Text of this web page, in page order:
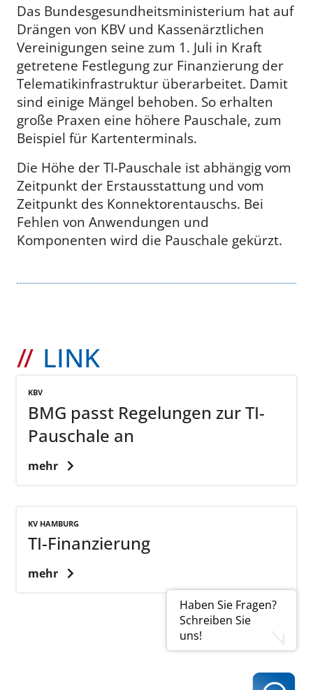
Haben Sie Fragen?
Schreiben Sie
uns!
Das Bundesgesundheitsministerium hat auf
Drängen von KBV und Kassenärztlichen
Vereinigungen seine zum 1. Juli in Kraft
getretene Festlegung zur Finanzierung der
Telematikinfrastruktur überarbeitet. Damit
sind einige Mängel behoben. So erhalten
große Praxen eine höhere Pauschale, zum
Beispiel für Kartenterminals.
Die Höhe der TI-Pauschale ist abhängig vom
Zeitpunkt der Erstausstattung und vom
Zeitpunkt des Konnektorentauschs. Bei
Fehlen von Anwendungen und
Komponenten wird die Pauschale gekürzt.
LINK
KBV
BMG passt Regelungen zur TI-
Pauschale an
mehr
KV HAMBURG
TI-Finanzierung
mehr